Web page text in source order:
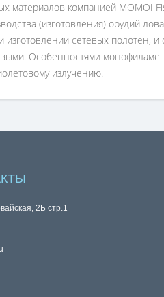
материалов компанией
(изготовления) орудий
сетевых полотен,
Особенностями
излучению.
2Б стр.1